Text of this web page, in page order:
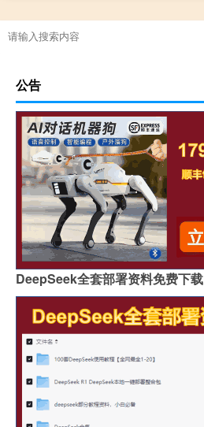
公告
DeepSeek全套部署资料免费下载